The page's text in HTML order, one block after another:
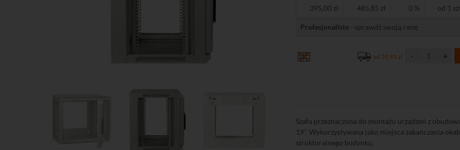
395,00 zł 485,85 zł 0 % od 1
Profesjonalisto - sprawdź swoją cenę
od 20,91 zł
Szafa przeznaczona do montażu urządzeń z
19". Wykorzystywana jako miejsca zakańczania
strukturalnego budynku.